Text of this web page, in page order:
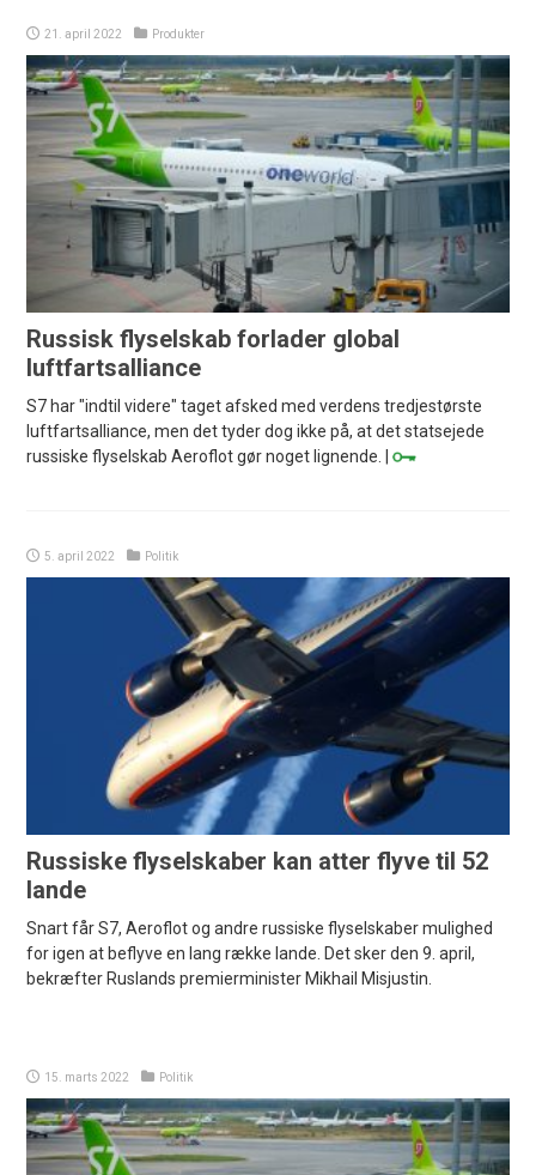
21. april 2022 Produkter
Russisk flyselskab forlader global
luftfartsalliance
S7 har "indtil videre" taget afsked med verdens tredjestørste
luftfartsalliance, men det tyder dog ikke på, at det statsejede
russiske flyselskab Aeroflot gør noget lignende. |
5. april 2022 Politik
Russiske flyselskaber kan atter flyve til 52
lande
Snart får S7, Aeroflot og andre russiske flyselskaber mulighed
for igen at beflyve en lang række lande. Det sker den 9. april,
bekræfter Ruslands premierminister Mikhail Misjustin.
15. marts 2022 Politik